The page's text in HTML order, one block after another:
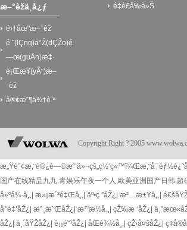
æ–°èžä¸­å¿ƒ
é›†åœ˜æ–°èž
é ˜(lÇng)å°Ž(dÇŽo)é
—œ(guÄn)æ‡·
è¡Œæ¥­(yÃ¨)æ–
°èž
å®¢æˆ¶ä¾†è¨ª
é‡è£å‰è»Š
Copyright Right ? 2005
国产在线精品九九,青娱乐午夜一个人,欧美亚洲国产日韩,
å»ºå¾·å¸‚ æ»¡æ´²é‡Œå¸‚ äº•ç ”åŽ¿ æ²…æ±Ÿå¸‚
å°é‡‘åŽ¿ æ°¸æ˜ŒåŽ¿ æ¹˜æ½­å¸‚ çŽ‰æ ‘åŽ¿
åŽ¿ ä¸´åŸŽåŽ¿ è¡¡é˜³åŽ¿ åŒè¾½å¸‚ çŽ›å¤šåŽ¿